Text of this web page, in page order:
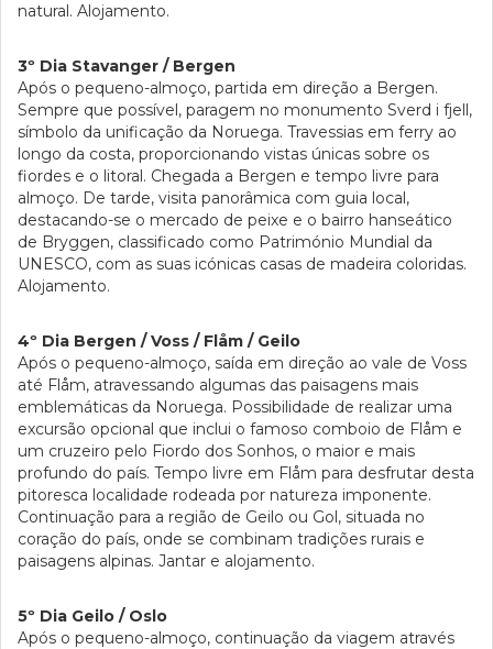
natural. Alojamento.
3º Dia Stavanger / Bergen
Após o pequeno-almoço, partida em direção a Bergen.
Sempre que possível, paragem no monumento Sverd i fjell,
símbolo da unificação da Noruega. Travessias em ferry ao
longo da costa, proporcionando vistas únicas sobre os
fiordes e o litoral. Chegada a Bergen e tempo livre para
almoço. De tarde, visita panorâmica com guia local,
destacando-se o mercado de peixe e o bairro hanseático
de Bryggen, classificado como Património Mundial da
UNESCO, com as suas icónicas casas de madeira coloridas.
Alojamento.
4º Dia Bergen / Voss / Flåm / Geilo
Após o pequeno-almoço, saída em direção ao vale de Voss
até Flåm, atravessando algumas das paisagens mais
emblemáticas da Noruega. Possibilidade de realizar uma
excursão opcional que inclui o famoso comboio de Flåm e
um cruzeiro pelo Fiordo dos Sonhos, o maior e mais
profundo do país. Tempo livre em Flåm para desfrutar desta
pitoresca localidade rodeada por natureza imponente.
Continuação para a região de Geilo ou Gol, situada no
coração do país, onde se combinam tradições rurais e
paisagens alpinas. Jantar e alojamento.
5º Dia Geilo / Oslo
Após o pequeno-almoço, continuação da viagem através